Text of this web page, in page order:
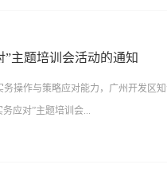
高质量专利申请文件，为核心创新构
企业商标工作提供实务指导，以赋能
局、政策申报等解决方案，为企业
，在互动探讨中凝聚共识、启迪思路
主题培训会活动的通知
操作与策略应对能力，广州开发区
应对”主题培训会...